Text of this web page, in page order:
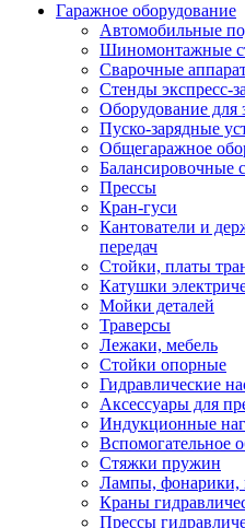
Гаражное оборудование
Автомобильные
Шиномонтажные
Сварочные
Стенды экспресс-
Оборудование для
Пуско-зарядные
Общегаражное
Балансировочные
Прессы
Кран-гуси
Кантователи и
передач
Стойки, платы
Катушки
Мойки деталей
Траверсы
Лежаки, мебель
Стойки опорные
Гидравлические
Аксессуары для
Индукционные
Вспомогательное
Стяжки пружин
Лампы, фонарики,
Краны
Прессы